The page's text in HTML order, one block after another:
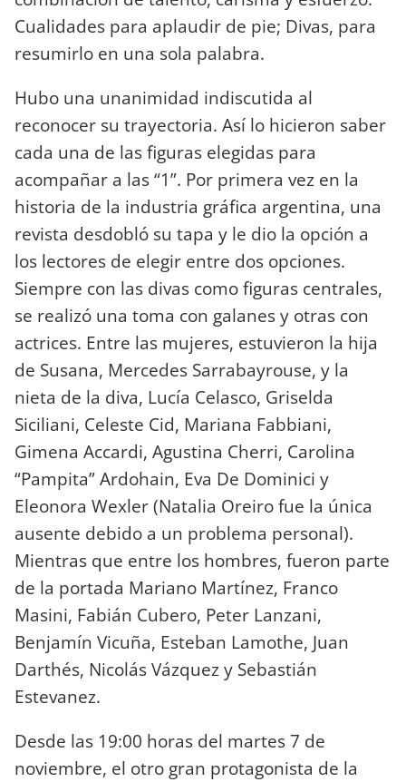
Cualidades para aplaudir de pie; Divas, para
resumirlo en una sola palabra.
Hubo una unanimidad indiscutida al
reconocer su trayectoria. Así lo hicieron saber
cada una de las figuras elegidas para
acompañar a las “1”. Por primera vez en la
historia de la industria gráfica argentina, una
revista desdobló su tapa y le dio la opción a
los lectores de elegir entre dos opciones.
Siempre con las divas como figuras centrales,
se realizó una toma con galanes y otras con
actrices. Entre las mujeres, estuvieron la hija
de Susana, Mercedes Sarrabayrouse, y la
nieta de la diva, Lucía Celasco, Griselda
Siciliani, Celeste Cid, Mariana Fabbiani,
Gimena Accardi, Agustina Cherri, Carolina
“Pampita” Ardohain, Eva De Dominici y
Eleonora Wexler (Natalia Oreiro fue la única
ausente debido a un problema personal).
Mientras que entre los hombres, fueron parte
de la portada Mariano Martínez, Franco
Masini, Fabián Cubero, Peter Lanzani,
Benjamín Vicuña, Esteban Lamothe, Juan
Darthés, Nicolás Vázquez y Sebastián
Estevanez.
Desde las 19:00 horas del martes 7 de
noviembre, el otro gran protagonista de la